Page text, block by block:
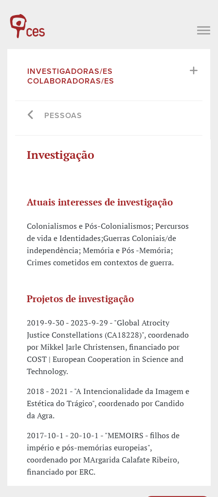
INVESTIGADORAS/ES
COLABORADORAS/ES
PESSOAS
Investigação
Atuais interesses de investigação
Colonialismos e Pós-Colonialismos; Percursos
de vida e Identidades;Guerras Coloniais/de
independência; Memória e Pós -Memória;
Crimes cometidos em contextos de guerra.
Projetos de investigação
2019-9-30 - 2023-9-29 - "Global Atrocity
Justice Constellations (CA18228)", coordenado
por Mikkel Jarle Christensen, financiado por
COST | European Cooperation in Science and
Technology.
2018 - 2021 - "A Intencionalidade da Imagem e
Estética do Trágico", coordenado por Candido
da Agra.
2017-10-1 - 20-10-1 - "MEMOIRS - filhos de
império e pós-memórias europeias",
coordenado por MArgarida Calafate Ribeiro,
financiado por ERC.